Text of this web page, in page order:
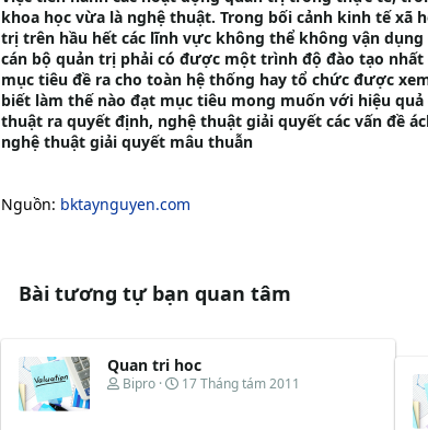
khoa học vừa là nghệ thuật. Trong bối cảnh kinh tế xã
trị trên hầu hết các lĩnh vực không thể không vận
cán bộ quản trị phải có được một trình độ đào tạo
mục tiêu đề ra cho toàn hệ thống hay tổ chức được
biết làm thế nào đạt mục tiêu mong muốn với hiệu
thuật ra quyết định, nghệ thuật giải quyết các vấn đề
nghệ thuật giải quyết mâu thuẫn
Nguồn: bktaynguyen.com
Bài tương tự bạn quan tâm
Quan tri hoc
T
Bipro
N
17 Tháng tám 2011